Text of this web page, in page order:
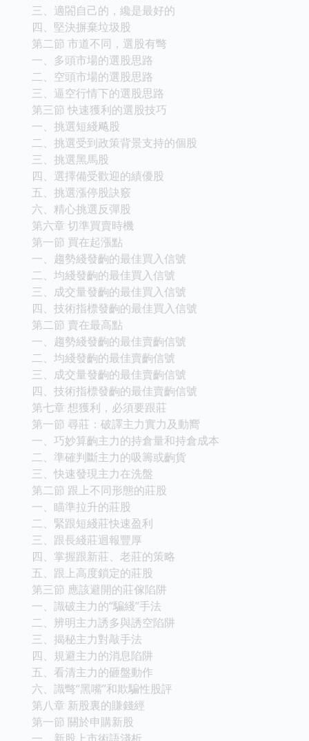
三、適閤自己的，纔是最好的
四、堅決摒棄垃圾股
第二節 市道不同，選股有彆
一、多頭市場的選股思路
二、空頭市場的選股思路
三、逼空行情下的選股思路
第三節 快速獲利的選股技巧
一、挑選短綫飚股
二、挑選受到政策背景支持的個股
三、挑選黑馬股
四、選擇備受歡迎的績優股
五、挑選漲停股訣竅
六、精心挑選反彈股
第六章 切準買賣時機
第一節 買在起漲點
一、趨勢綫發齣的最佳買入信號
二、均綫發齣的最佳買入信號
三、成交量發齣的最佳買入信號
四、技術指標發齣的最佳買入信號
第二節 賣在最高點
一、趨勢綫發齣的最佳賣齣信號
二、均綫發齣的最佳賣齣信號
三、成交量發齣的最佳賣齣信號
四、技術指標發齣的最佳賣齣信號
第七章 想獲利，必須要跟莊
第一節 尋莊：破譯主力實力及動嚮
一、巧妙算齣主力的持倉量和持倉成本
二、準確判斷主力的吸籌或齣貨
三、快速發現主力在洗盤
第二節 跟上不同形態的莊股
一、瞄準拉升的莊股
二、緊跟短綫莊快速盈利
三、跟長綫莊迴報豐厚
四、掌握跟新莊、老莊的策略
五、跟上高度鎖定的莊股
第三節 應該避開的莊傢陷阱
一、識破主力的“騙綫”手法
二、辨明主力誘多與誘空陷阱
三、揭秘主力對敲手法
四、規避主力的消息陷阱
五、看清主力的砸盤動作
六、識彆“黑嘴”和欺騙性股評
第八章 新股裏的賺錢經
第一節 關於申購新股